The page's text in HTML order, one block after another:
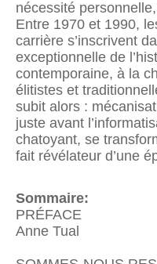
nécessité
Entre 1970 et 1990,
carrière s’inscrivent
exceptionnelle de
contemporaine, à la
élitistes et
subit alors :
juste avant
chatoyant, se
fait révélateur d’une
Sommaire:
PRÉFACE
Anne Tual